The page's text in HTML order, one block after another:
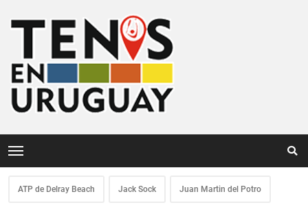
ATP de Delray Beach Jack Sock Juan Martin del Potro